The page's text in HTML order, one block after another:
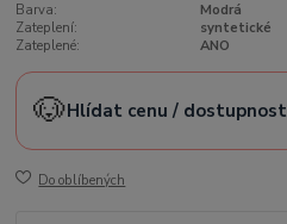
Barva:
Modrá
Zateplení:
syntetické
Zateplené:
ANO
🐶Hlídat cenu / dostupnost
Do oblíbených